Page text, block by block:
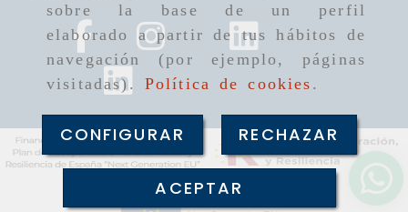
sobre la base de un perfil
elaborado a partir de tus hábitos de
navegación (por ejemplo, páginas
visitadas). Política de cookies .
CONFIGURAR RECHAZAR
ACEPTAR